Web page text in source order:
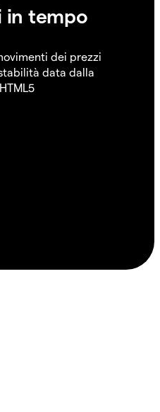
in tempo
dei prezzi
data dalla